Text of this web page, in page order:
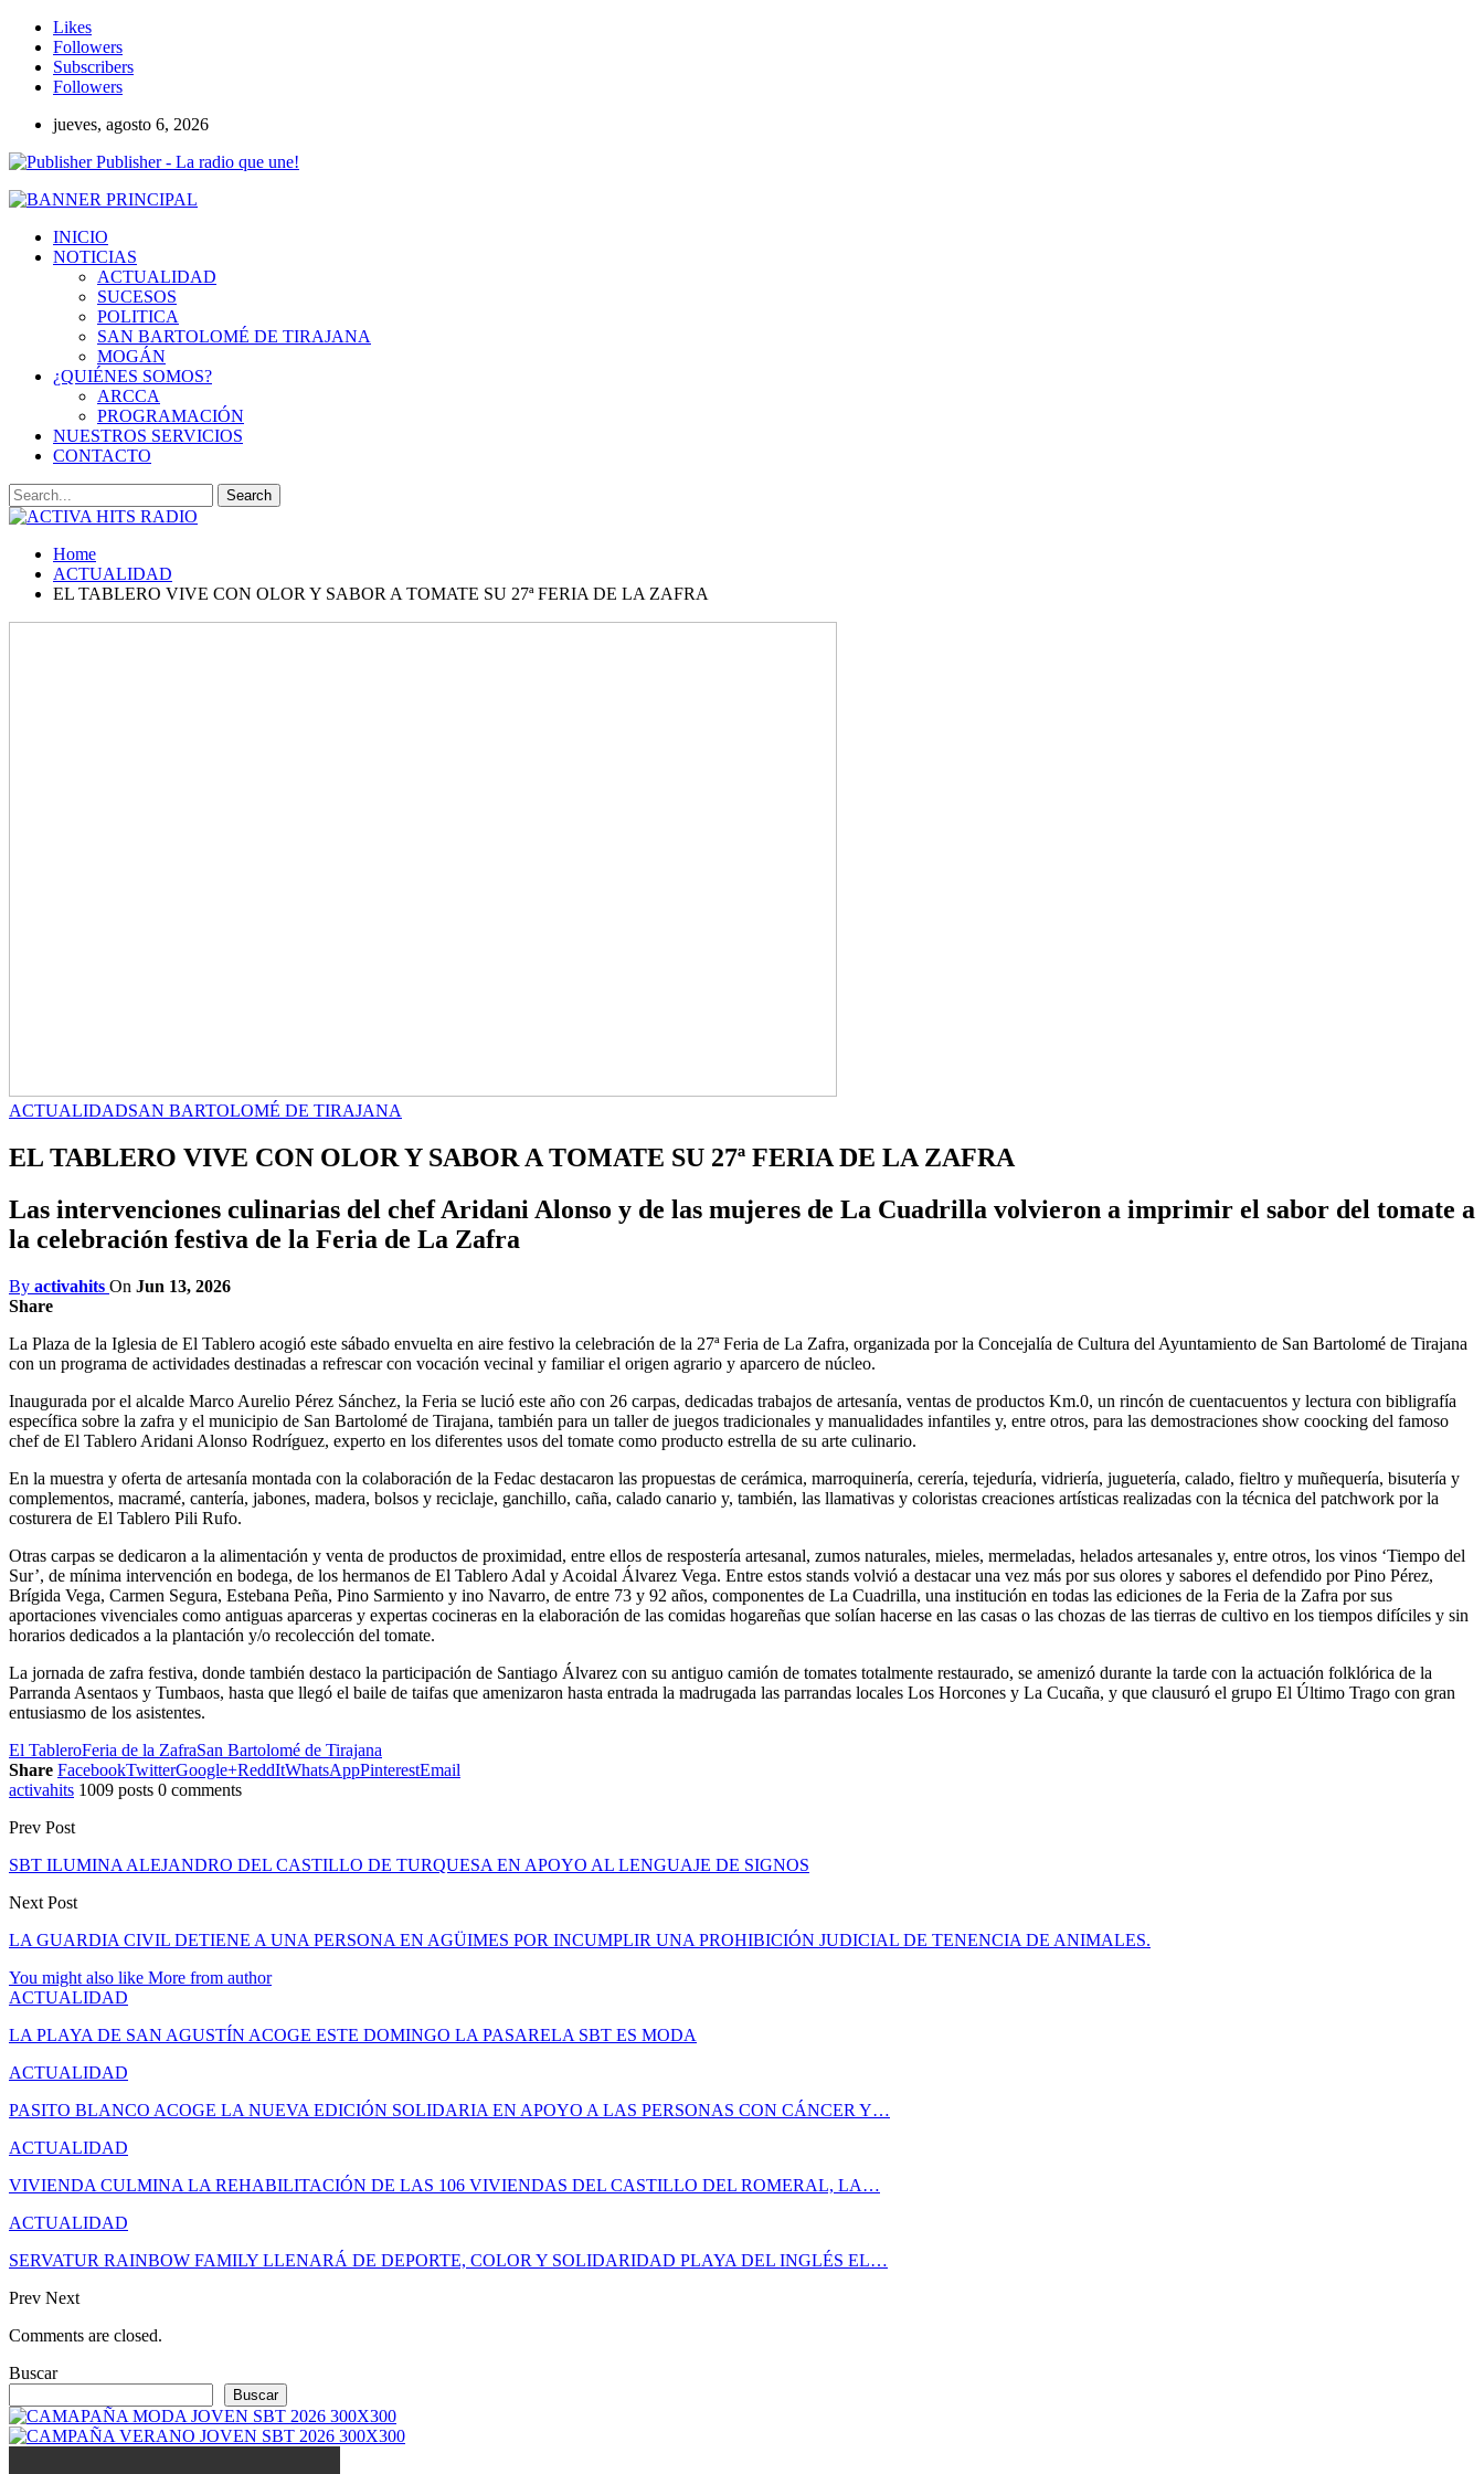
Likes
Followers
Subscribers
Followers
jueves, agosto 6, 2026
Publisher - La radio que une!
INICIO
NOTICIAS
ACTUALIDAD
SUCESOS
POLITICA
SAN BARTOLOMÉ DE TIRAJANA
MOGÁN
¿QUIÉNES SOMOS?
ARCCA
PROGRAMACIÓN
NUESTROS SERVICIOS
CONTACTO
Home
ACTUALIDAD
EL TABLERO VIVE CON OLOR Y SABOR A TOMATE SU 27ª FERIA DE LA ZAFRA
ACTUALIDADSAN BARTOLOMÉ DE TIRAJANA
EL TABLERO VIVE CON OLOR Y SABOR A TOMATE SU 27ª FERIA DE LA ZAFRA
Las intervenciones culinarias del chef Aridani Alonso y de las mujeres de La Cuadrilla volvieron a imprimir el sabor del tomate a
la celebración festiva de la Feria de La Zafra
By activahits On Jun 13, 2026
Share
La Plaza de la Iglesia de El Tablero acogió este sábado envuelta en aire festivo la celebración de la 27ª Feria de La Zafra, organizada por la Concejalía de Cultura del Ayuntamiento de San Bartolomé de Tirajana
con un programa de actividades destinadas a refrescar con vocación vecinal y familiar el origen agrario y aparcero de núcleo.
Inaugurada por el alcalde Marco Aurelio Pérez Sánchez, la Feria se lució este año con 26 carpas, dedicadas trabajos de artesanía, ventas de productos Km.0, un rincón de cuentacuentos y lectura con bibligrafía
específica sobre la zafra y el municipio de San Bartolomé de Tirajana, también para un taller de juegos tradicionales y manualidades infantiles y, entre otros, para las demostraciones show coocking del famoso
chef de El Tablero Aridani Alonso Rodríguez, experto en los diferentes usos del tomate como producto estrella de su arte culinario.
En la muestra y oferta de artesanía montada con la colaboración de la Fedac destacaron las propuestas de cerámica, marroquinería, cerería, tejeduría, vidriería, juguetería, calado, fieltro y muñequería, bisutería y
complementos, macramé, cantería, jabones, madera, bolsos y reciclaje, ganchillo, caña, calado canario y, también, las llamativas y coloristas creaciones artísticas realizadas con la técnica del patchwork por la
costurera de El Tablero Pili Rufo.
Otras carpas se dedicaron a la alimentación y venta de productos de proximidad, entre ellos de respostería artesanal, zumos naturales, mieles, mermeladas, helados artesanales y, entre otros, los vinos ‘Tiempo del
Sur’, de mínima intervención en bodega, de los hermanos de El Tablero Adal y Acoidal Álvarez Vega. Entre estos stands volvió a destacar una vez más por sus olores y sabores el defendido por Pino Pérez,
Brígida Vega, Carmen Segura, Estebana Peña, Pino Sarmiento y ino Navarro, de entre 73 y 92 años, componentes de La Cuadrilla, una institución en todas las ediciones de la Feria de la Zafra por sus
aportaciones vivenciales como antiguas aparceras y expertas cocineras en la elaboración de las comidas hogareñas que solían hacerse en las casas o las chozas de las tierras de cultivo en los tiempos difíciles y sin
horarios dedicados a la plantación y/o recolección del tomate.
La jornada de zafra festiva, donde también destaco la participación de Santiago Álvarez con su antiguo camión de tomates totalmente restaurado, se amenizó durante la tarde con la actuación folklórica de la
Parranda Asentaos y Tumbaos, hasta que llegó el baile de taifas que amenizaron hasta entrada la madrugada las parrandas locales Los Horcones y La Cucaña, y que clausuró el grupo El Último Trago con gran
entusiasmo de los asistentes.
El TableroFeria de la ZafraSan Bartolomé de Tirajana
Share FacebookTwitterGoogle+ReddItWhatsAppPinterestEmail
activahits 1009 posts 0 comments
Prev Post
SBT ILUMINA ALEJANDRO DEL CASTILLO DE TURQUESA EN APOYO AL LENGUAJE DE SIGNOS
Next Post
LA GUARDIA CIVIL DETIENE A UNA PERSONA EN AGÜIMES POR INCUMPLIR UNA PROHIBICIÓN JUDICIAL DE TENENCIA DE ANIMALES.
You might also like More from author
ACTUALIDAD
LA PLAYA DE SAN AGUSTÍN ACOGE ESTE DOMINGO LA PASARELA SBT ES MODA
ACTUALIDAD
PASITO BLANCO ACOGE LA NUEVA EDICIÓN SOLIDARIA EN APOYO A LAS PERSONAS CON CÁNCER Y…
ACTUALIDAD
VIVIENDA CULMINA LA REHABILITACIÓN DE LAS 106 VIVIENDAS DEL CASTILLO DEL ROMERAL, LA…
ACTUALIDAD
SERVATUR RAINBOW FAMILY LLENARÁ DE DEPORTE, COLOR Y SOLIDARIDAD PLAYA DEL INGLÉS EL…
Prev Next
Comments are closed.
Buscar
Buscar